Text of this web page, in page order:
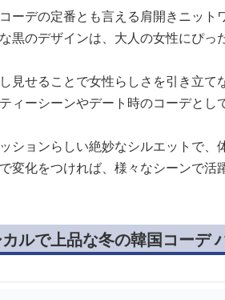
ーデの定番とも言える肩開きニット
黒のデザインは、大人の女性にぴっ
見せることで女性らしさを引き立て
ィーシーンやデート時のコーデとし
ションらしい絶妙なシルエットで
変化をつければ、様々なシーンで活
ルで上品な冬の韓国コーデ